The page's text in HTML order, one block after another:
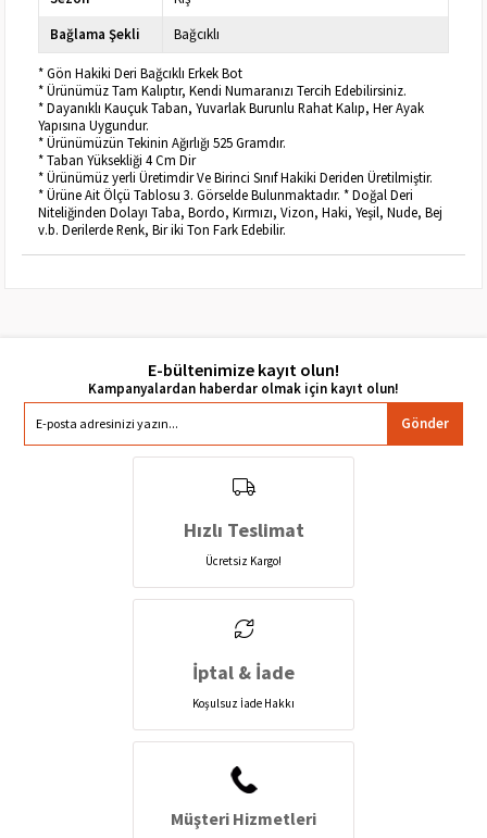
Bağlama Şekli
Bağcıklı
* Gön Hakiki Deri Bağcıklı Erkek Bot
* Ürünümüz Tam Kalıptır, Kendi Numaranızı Tercih Edebilirsiniz.
* Dayanıklı Kauçuk Taban, Yuvarlak Burunlu Rahat Kalıp, Her Ayak
Yapısına Uygundur.
* Ürünümüzün Tekinin Ağırlığı 525 Gramdır.
* Taban Yüksekliği 4 Cm Dir
* Ürünümüz yerli Üretimdir Ve Birinci Sınıf Hakiki Deriden Üretilmiştir.
* Ürüne Ait Ölçü Tablosu 3. Görselde Bulunmaktadır. * Doğal Deri
Niteliğinden Dolayı Taba, Bordo, Kırmızı, Vizon, Haki, Yeşil, Nude, Bej
v.b. Derilerde Renk, Bir iki Ton Fark Edebilir.
E-bültenimize kayıt olun!
Gönder
Hızlı Teslimat
Ücretsiz Kargo!
İptal & İade
Koşulsuz İade Hakkı
Müşteri Hizmetleri